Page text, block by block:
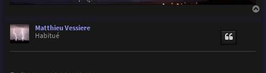
Matthieu Vessiere
Habitué